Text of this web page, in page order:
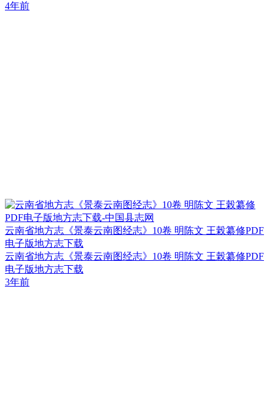
4年前
云南省地方志《景泰云南图经志》10卷 明陈文 王榖纂修PDF
电子版地方志下载
云南省地方志《景泰云南图经志》10卷 明陈文 王榖纂修PDF
电子版地方志下载
3年前